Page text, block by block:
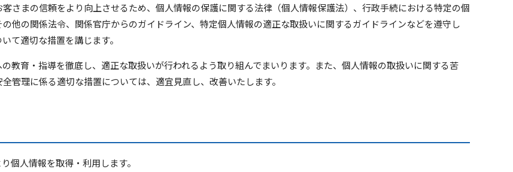
さまの信頼をより向上させるため、個人情報の保護に関する法律（個人情報保護法）、行政手続における特定の個
他の関係法令、関係官庁からのガイドライン、特定個人情報の適正な取扱いに関するガイドラインなどを遵守し
て適切な措置を講じます。
教育・指導を徹底し、適正な取扱いが行われるよう取り組んでまいります。また、個人情報の取扱いに関する苦
管理に係る適切な措置については、適宜見直し、改善いたします。
個人情報を取得・利用します。